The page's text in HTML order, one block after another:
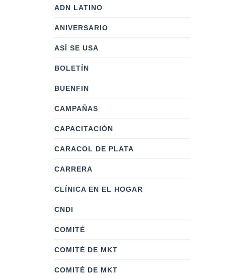
ADN LATINO
ANIVERSARIO
ASÍ SE USA
BOLETÍN
BUENFIN
CAMPAÑAS
CAPACITACIÓN
CARACOL DE PLATA
CARRERA
CLÍNICA EN EL HOGAR
CNDI
COMITÉ
COMITÉ DE MKT
COMITÉ DE MKT